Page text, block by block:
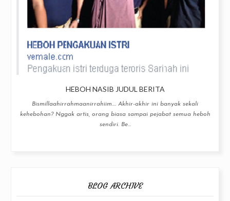
HEBOH NASIB JUDUL BERITA
Bismillaahirrahmaanirrahiim.... Akhir-akhir ini banyak sekali
kehebohan? Nggak artis, orang biasa sampai pejabat semua heboh
sendiri. Be...
BLOG ARCHIVE